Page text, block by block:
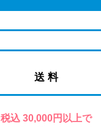
送 料
税込 30,000円以上で